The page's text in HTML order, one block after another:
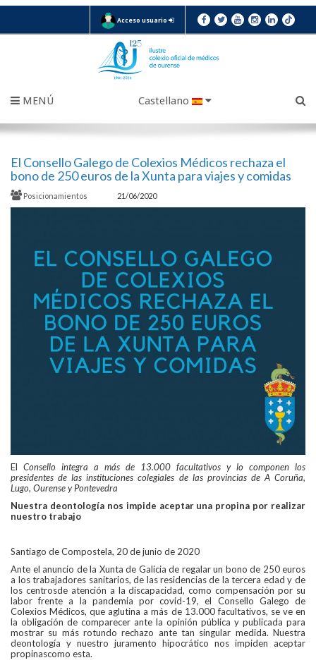
Acceso usuario
MENÚ Castellano
El Consello Galego de Colexios Médicos rechaza el
bono de 250 euros de la Xunta para viajes y comidas
Posicionamientos 21/06/2020
El Consello integra a más de 13.000 facultativos y lo componen los
presidentes de las instituciones colegiales de las provincias de A Coruña,
Lugo, Ourense y Pontevedra
Nuestra deontología nos impide aceptar una propina por realizar
nuestro trabajo
Santiago de Compostela, 20 de junio de 2020
Ante el anuncio de la Xunta de Galicia de regalar un bono de 250 euros
a los trabajadores sanitarios, de las residencias de la tercera edad y de
los centrosde atención a la discapacidad, como compensación por su
labor frente a la pandemia porcovid-19, el Consello Galego de
Colexios Médicos, que aglutina a más de 13.000 facultativos, se ve en
la obligación de comparecer ante la opinión pública y publicada para
mostrar su más rotundo rechazo ante tan singular medida. Nuestra
deontología y nuestro juramento hipocrático nos impiden aceptar
propinascomo esta.